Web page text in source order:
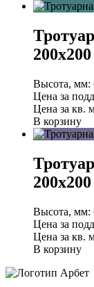
Высота, мм:
Цена за
Цена за кв.
В корзину
Высота, мм:
Цена за
Цена за кв.
В корзину